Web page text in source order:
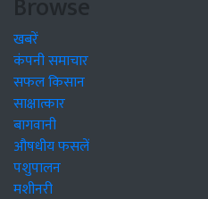
खबरें
कंपनी समाचार
सफल किसान
साक्षात्कार
बागवानी
औषधीय फसलें
पशुपालन
मशीनरी